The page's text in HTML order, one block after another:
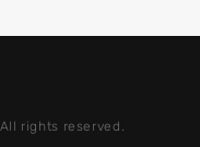
rights reserved.